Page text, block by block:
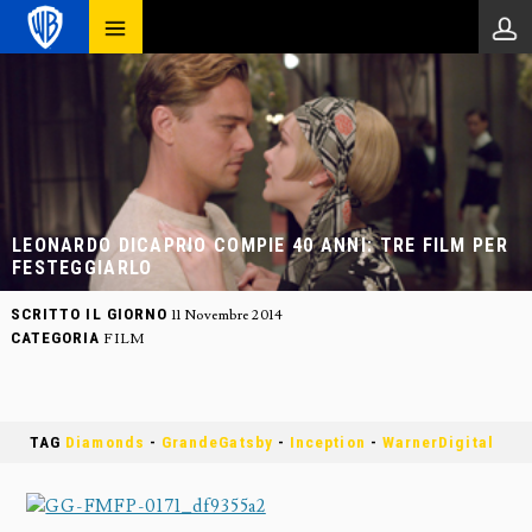
LEONARDO DICAPRIO COMPIE 40 ANNI: TRE FILM PER
FESTEGGIARLO
SCRITTO IL GIORNO 11 Novembre 2014
CATEGORIA FILM
TAG Diamonds - GrandeGatsby - Inception - WarnerDigital